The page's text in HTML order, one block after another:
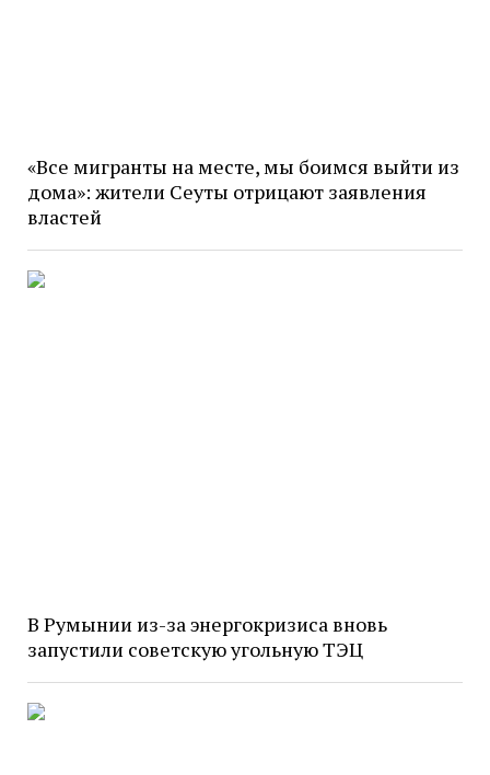
«Все мигранты на месте, мы боимся выйти из
дома»: жители Сеуты отрицают заявления
властей
В Румынии из-за энергокризиса вновь
запустили советскую угольную ТЭЦ